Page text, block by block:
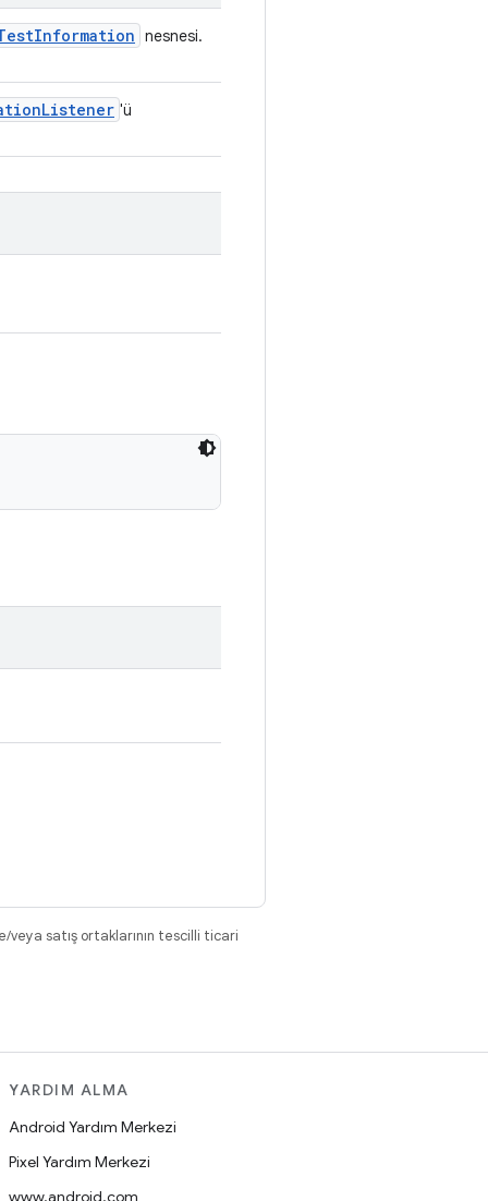
Information nesnesi.
Listener 'ü
veya satış ortaklarının tescilli ticari
YARDIM ALMA
Android Yardım Merkezi
Pixel Yardım Merkezi
www.android.com